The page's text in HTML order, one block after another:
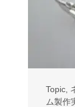
Topic
ム製作